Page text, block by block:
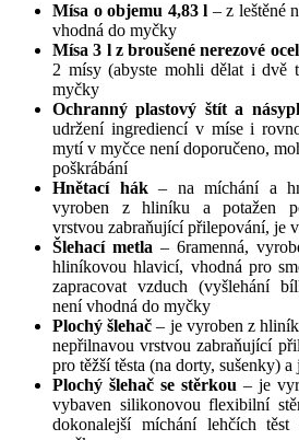
Mísa o objemu 4,83 l – z leštěné
vhodná do myčky
Mísa 3 l z broušené nerezové
2 mísy (abyste mohli dělat i dvě
myčky
Ochranný plastový štít a
udržení ingrediencí v míse i
mytí v myčce není doporučeno,
poškrábání
Hnětací hák– na míchání a
vyroben z hliníku a potažen
vrstvou zabraňující přilepování, je
Šlehací metla – 6ramenná,
hliníkovou hlavicí, vhodná pro
zapracovat vzduch (vyšlehání
není vhodná do myčky
Plochý šlehač – je vyroben z
nepřilnavou vrstvou zabraňující
pro těžší těsta (na dorty, sušenky)
Plochý šlehač se stěrkou – je
vybaven silikonovou flexibilní
dokonalejší míchání lehčích